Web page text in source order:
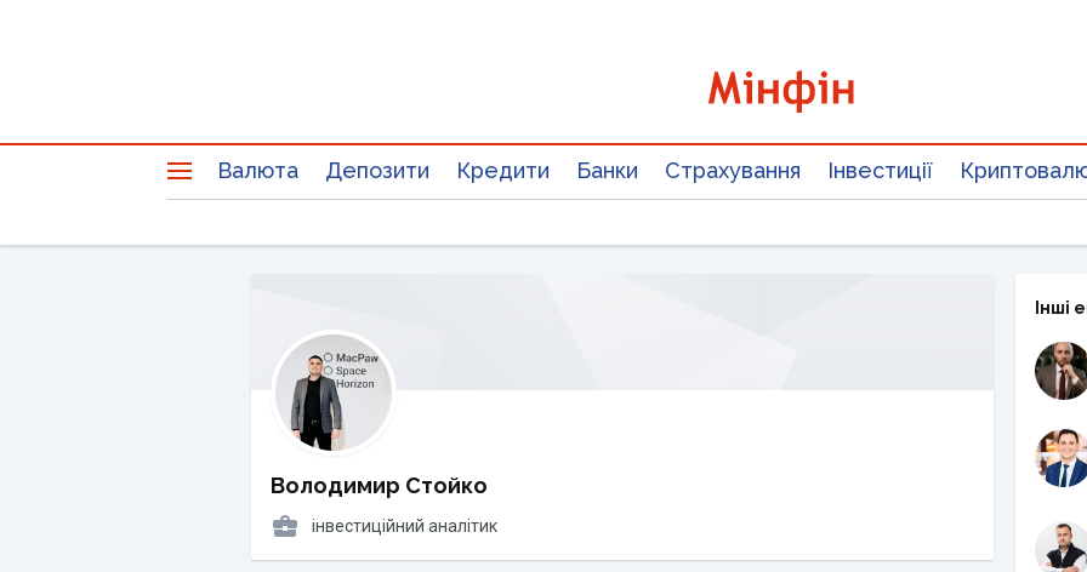
Валюта Депозити Кредити Банки Страхування Інвестиції
Володимир Стойко
інвестиційний аналітик
Інші